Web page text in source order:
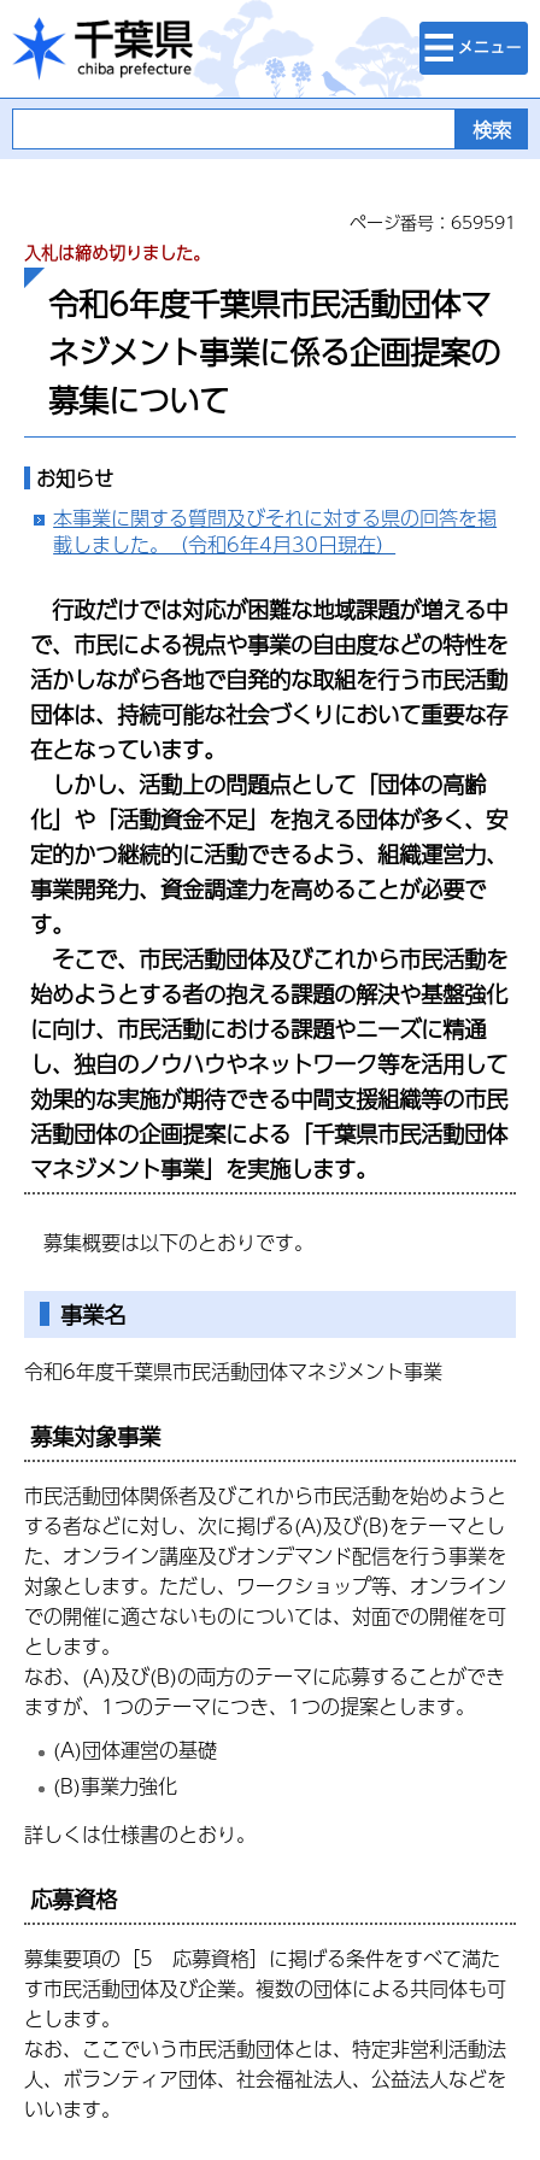
千葉県
検索・メニュ
ー
ページ番号：659591
入札は締め切りました。
令和6年度千葉県市民活動団体マ
ネジメント事業に係る企画提案の
募集について
お知らせ
本事業に関する質問及びそれに対する県の回答を掲
載しました。（令和6年4月30日現在）
行政だけでは対応が困難な地域課題が増える中
で、市民による視点や事業の自由度などの特性を
活かしながら各地で自発的な取組を行う市民活動
団体は、持続可能な社会づくりにおいて重要な存
在となっています。
しかし、活動上の問題点として「団体の高齢
化」や「活動資金不足」を抱える団体が多く、安
定的かつ継続的に活動できるよう、組織運営力、
事業開発力、資金調達力を高めることが必要で
す。
そこで、市民活動団体及びこれから市民活動を
始めようとする者の抱える課題の解決や基盤強化
に向け、市民活動における課題やニーズに精通
し、独自のノウハウやネットワーク等を活用して
効果的な実施が期待できる中間支援組織等の市民
活動団体の企画提案による「千葉県市民活動団体
マネジメント事業」を実施します。
募集概要は以下のとおりです。
事業名
令和6年度千葉県市民活動団体マネジメント事業
募集対象事業
市民活動団体関係者及びこれから市民活動を始めようと
する者などに対し、次に掲げる(A)及び(B)をテーマとし
た、オンライン講座及びオンデマンド配信を行う事業を
対象とします。ただし、ワークショップ等、オンライン
での開催に適さないものについては、対面での開催を可
とします。
なお、(A)及び(B)の両方のテーマに応募することができ
ますが、1つのテーマにつき、1つの提案とします。
(A)団体運営の基礎
(B)事業力強化
詳しくは仕様書のとおり。
応募資格
募集要項の［5 応募資格］に掲げる条件をすべて満た
す市民活動団体及び企業。複数の団体による共同体も可
とします。
なお、ここでいう市民活動団体とは、特定非営利活動法
人、ボランティア団体、社会福祉法人、公益法人などを
いいます。